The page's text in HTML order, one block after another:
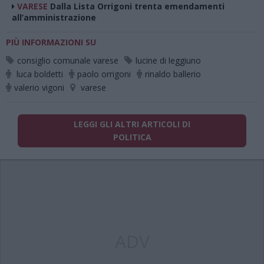
VARESE Dalla Lista Orrigoni trenta emendamenti
all’amministrazione
PIÙ INFORMAZIONI SU
consiglio comunale varese
lucine di leggiuno
luca boldetti
paolo orrigoni
rinaldo ballerio
valerio vigoni
varese
LEGGI GLI ALTRI ARTICOLI DI
POLITICA